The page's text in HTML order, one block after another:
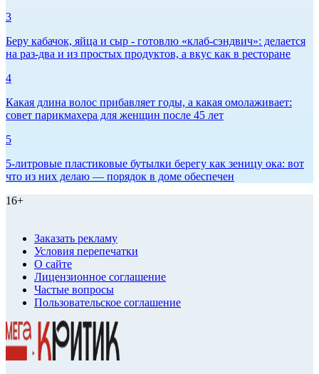
3
Беру кабачок, яйца и сыр - готовлю «клаб-сэндвич»: делается
на раз-два и из простых продуктов, а вкус как в ресторане
4
Какая длина волос прибавляет годы, а какая омолаживает:
совет парикмахера для женщин после 45 лет
5
5-литровые пластиковые бутылки берегу как зеницу ока: вот
что из них делаю — порядок в доме обеспечен
16+
Заказать рекламу
Условия перепечатки
О сайте
Лицензионное соглашение
Частые вопросы
Пользовательское соглашение